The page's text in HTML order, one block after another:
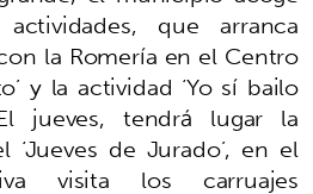
que arranca
la Romería en el Centro
y la actividad ‘Yo sí bailo
jueves, tendrá lugar la
de Jurado’, en el
visita los carruajes